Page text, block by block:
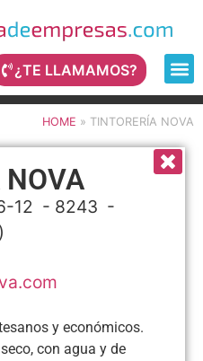
¿TE LLAMAMOS?
HOME » TINTORERÍA NOVA
12 - 8243 -
y económicos.
con agua y de